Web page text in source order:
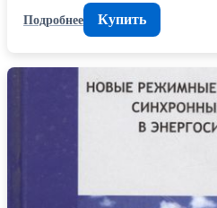
Подробнее
Купить